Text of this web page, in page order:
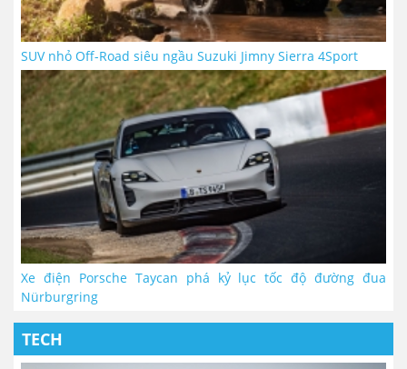
SUV nhỏ Off-Road siêu ngầu Suzuki Jimny Sierra 4Sport
Xe điện Porsche Taycan phá kỷ lục tốc độ đường đua
Nürburgring
TECH